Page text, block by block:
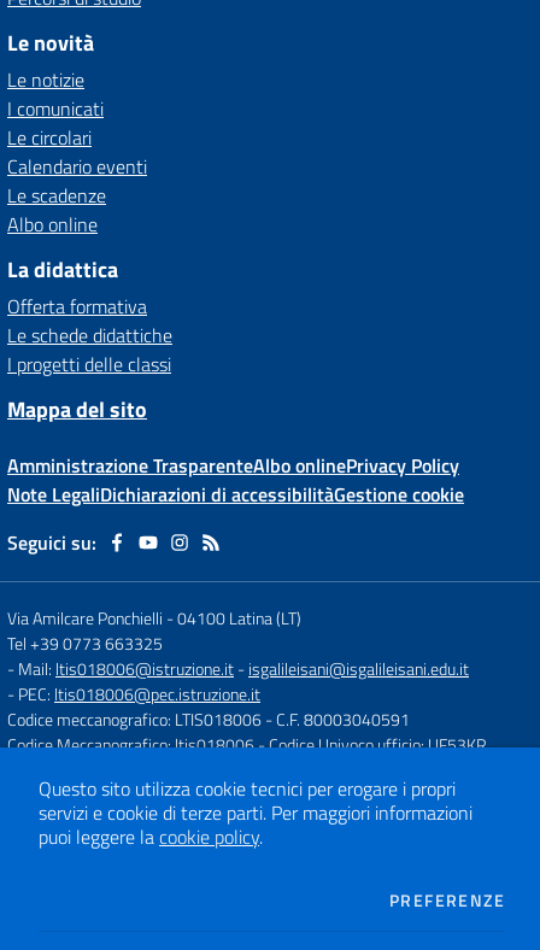
Le novità
Le notizie
I comunicati
Le circolari
Calendario eventi
Le scadenze
Albo online
La didattica
Offerta formativa
Le schede didattiche
I progetti delle classi
Mappa del sito
Amministrazione TrasparenteAlbo onlinePrivacy Policy
Note LegaliDichiarazioni di accessibilitàGestione cookie
Seguici su:
Via Amilcare Ponchielli -04100 Latina (LT)
Tel +39 0773 663325
- Mail: ltis018006@istruzione.it-isgalileisani@isgalileisani.edu.it
- PEC: ltis018006@pec.istruzione.it
Codice meccanografico: LTIS018006- C.F. 80003040591
Codice Meccanografico: ltis018006- Codice Univoco ufficio: UF53KR
- Obiettivi di accessibilità:https://form.agid.gov.it/istsc_ltis018006/
SCUOLASTICO
Questo sito utilizza cookie tecnici per erogare i propri
servizi e cookie di terze parti. Per maggiori informazioni
puoi leggere lacookie policy.
PREFERENZE